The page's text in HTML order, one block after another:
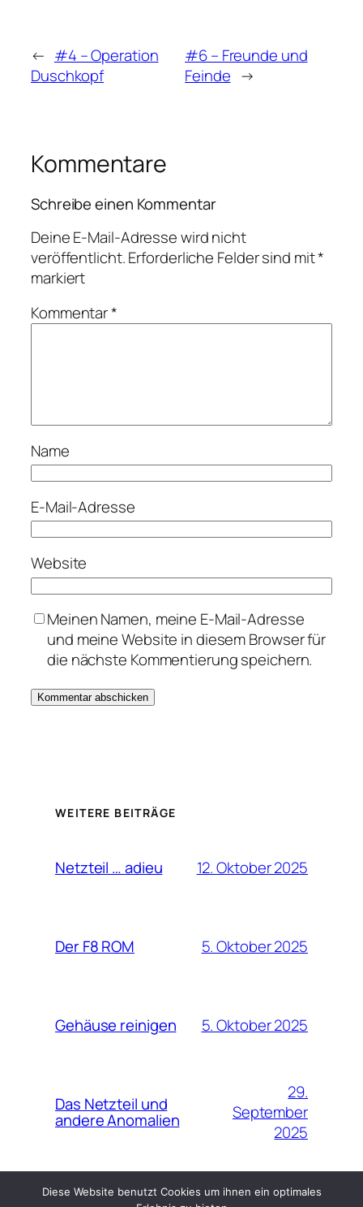
← #4 – Operation
Duschkopf
#6 – Freunde und
Feinde →
Kommentare
Schreibe einen Kommentar
Deine E-Mail-Adresse wird nicht
veröffentlicht.Erforderliche Felder sind mit*
markiert
Kommentar*
Name
E-Mail-Adresse
Website
Meinen Namen, meine E-Mail-Adresse
und meine Website in diesem Browser für
die nächste Kommentierung speichern.
WEITERE BEITRÄGE
Netzteil … adieu 12. Oktober 2025
Der F8 ROM 5. Oktober 2025
Gehäuse reinigen 5. Oktober 2025
Das Netzteil und
andere Anomalien
29.
September
2025
Diese Website benutzt Cookies um ihnen ein optimales